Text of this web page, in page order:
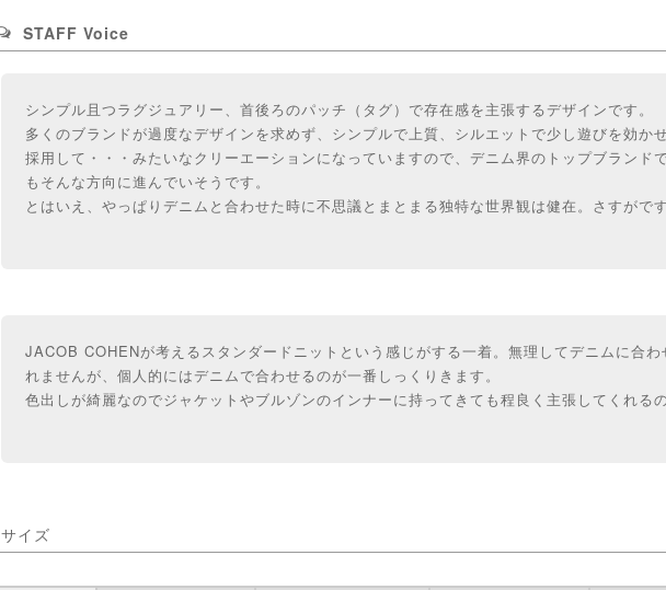
STAFF Voice
シンプル且つラグジュアリー、首後ろのパッチ（タグ）で存在感を主張するデザインです。
多くのブランドが過度なデザインを求めず、シンプルで上質、シルエットで少し遊びを効か
採用して・・・みたいなクリーエーションになっていますので、デニム界のトップブランド
もそんな方向に進んでいそうです。
とはいえ、やっぱりデニムと合わせた時に不思議とまとまる独特な世界観は健在。さすがです
JACOB COHENが考えるスタンダードニットという感じがする一着。無理してデニムに合わ
れませんが、個人的にはデニムで合わせるのが一番しっくりきます。
色出しが綺麗なのでジャケットやブルゾンのインナーに持ってきても程良く主張してくれるの
サイズ